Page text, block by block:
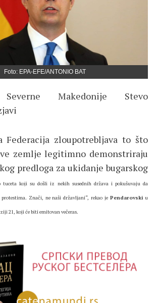
Foto: EPA-EFE/ANTONIO BAT
Severne Makedonije Stevo
Federacija zloupotrebljava to što
zemlje legitimno demonstriraju
predloga za ukidanje bugarskog
tuceta koji su došli iz nekih susednih država i pokušuvaju da
protestima. Znači, ne naši državljani“, rekao jePendarovski u
21, koji će biti emitovan večeras.